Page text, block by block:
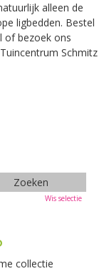
alleen de
ligbedden. Bestel
of bezoek ons
Schmitz
Wis selectie
collectie